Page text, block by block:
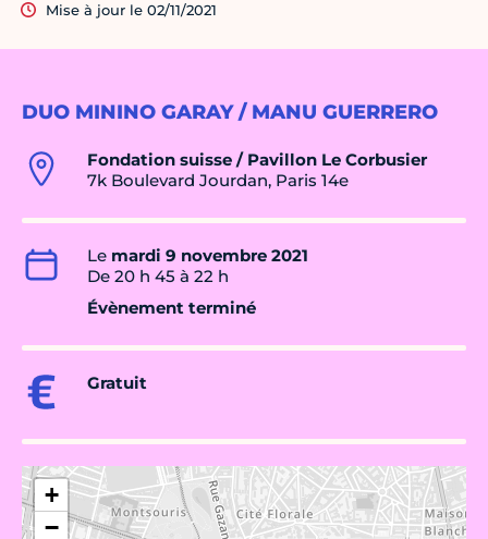
DUO MININO GARAY / MANU GUERRERO
Fondation suisse / Pavillon Le Corbusier
7k Boulevard Jourdan, Paris 14e
Le mardi 9 novembre 2021
De 20 h 45 à 22 h
Évènement terminé
Gratuit
+
−
Mise à jour le 02/11/2021